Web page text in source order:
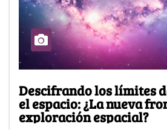
Descifrando los límites
el espacio: ¿La nueva
exploración espacial?